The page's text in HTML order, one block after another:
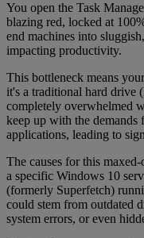
You open the Task
blazing red, locked at
end machines into
impacting productivity.
This bottleneck means
it's a traditional hard drive
completely overwhelmed
keep up with the demands
applications, leading to
The causes for this
a specific Windows 10
(formerly Superfetch)
could stem from outdated
system errors, or even